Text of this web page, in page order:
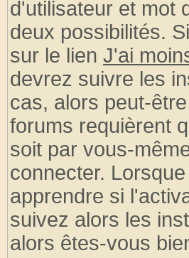
d'utilisateur et mot
deux possibilités.
sur le lien J'ai
devrez suivre les
cas, alors peut-
forums requièrent
soit par vous-
connecter.
apprendre si
suivez alors les
alors êtes-vous